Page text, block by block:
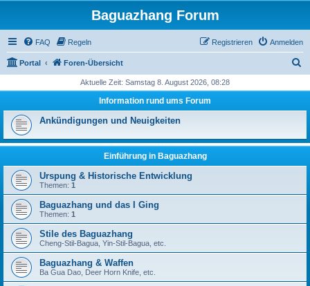
Baguazhang Forum
FAQ Regeln Anmelden
Registrieren
Portal Foren-Übersicht
h
Aktuelle Zeit: Samstag 8. August 2026, 08:28
Information rund ums Forum
Ankündigungen und Neuigkeiten
Einführung in Baguazhang
Urspung & Historische Entwicklung
Themen: 1
Baguazhang und das I Ging
Themen: 1
Stile des Baguazhang
Cheng-Stil-Bagua, Yin-Stil-Bagua, etc.
Baguazhang & Waffen
Ba Gua Dao, Deer Horn Knife, etc.